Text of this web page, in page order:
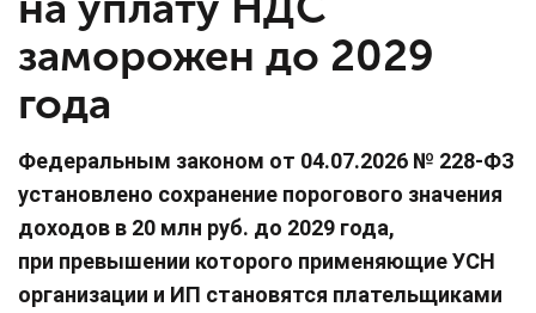
заморожен до 2029
года
Федеральным законом от 04.07.2026 № 228-ФЗ
установлено сохранение порогового значения
доходов в 20 млн руб. до 2029 года,
при превышении которого применяющие УСН
организации и ИП становятся плательщиками